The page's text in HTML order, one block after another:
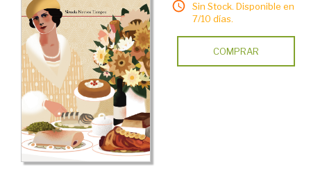
Sin Stock. Disponible en
7/10 días.
COMPRAR